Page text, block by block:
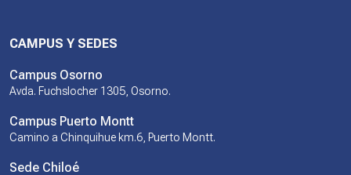
CAMPUS Y SEDES
Campus Osorno
Avda. Fuchslocher 1305, Osorno.
Campus Puerto Montt
Camino a Chinquihue km.6, Puerto Montt.
Sede Chiloé